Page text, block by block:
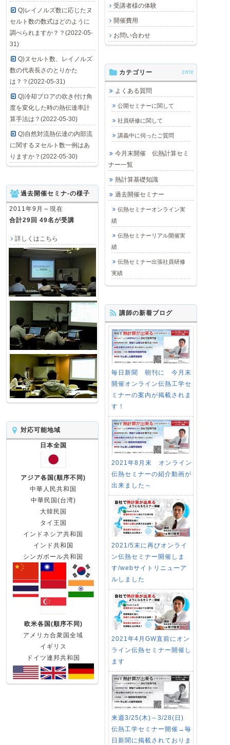
受講者様の体験
開催費用
お問い合わせ
Q)レイノルズ数に応じたヌ
セルト数の数式はどのように
調べられますか？？(2022-05-
31)
Q)ヌセルト数、レイノルズ
数の代表長さのとりかた
は？？(2022-05-31)
Q)冷却ブロアの吹き付け角
度を変化した時の熱伝達率計
算手法は？(2022-05-30)
Q)自然対流熱伝達の内部流
に関するヌセルト数一例はあ
りますか？(2022-05-30)
カテゴリー CATE
よくある質問
公開セミナーに関して
社員研修に関して
講義中に伺ったご質問
今月末開催 伝熱計算セミ
ナー一覧
熱計算基礎知識
過去開催セミナー
伝熱セミナーオンライン実
績
伝熱セミナーリアル開催実
績
伝熱セミナー出張社員研修
実績
過去開催セミナ-の様子
2011年9月～現在
合計29回 49名が受講
詳しくはこちら
講師の新着ブログ
毎日新聞 朝刊に 今月末
開催オンライン伝熱工学セ
ミナーの案内が掲載されま
す！
2021年8月末 オンライン
伝熱セミナーの紹介動画が
出来ました～
2021/5末に再びオンライ
ン伝熱セミナー開催しま
す/webサイトリニューア
ルしました
2021年4月GW直前にオン
ライン伝熱セミナー開催し
ます
来週3/25(木)～3/28(日)
伝熱工学セミナー開催→毎
日新聞に掲載されておりま
対応可能地域
日本全国
アジア各国(順序不同)
中華人民共和国
中華民国(台湾)
大韓民国
タイ王国
インドネシア共和国
インド共和国
シンガポール共和国
欧米各国(順序不同)
アメリカ合衆国全域
イギリス
ドイツ連邦共和国